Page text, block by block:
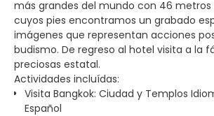
más grandes del mundo con 46 metros
cuyos pies encontramos un grabado
imágenes que representan acciones
budismo. De regreso al hotel visita a la
preciosas estatal.
Actividades incluídas:
Visita Bangkok: Ciudad y Templos
Español